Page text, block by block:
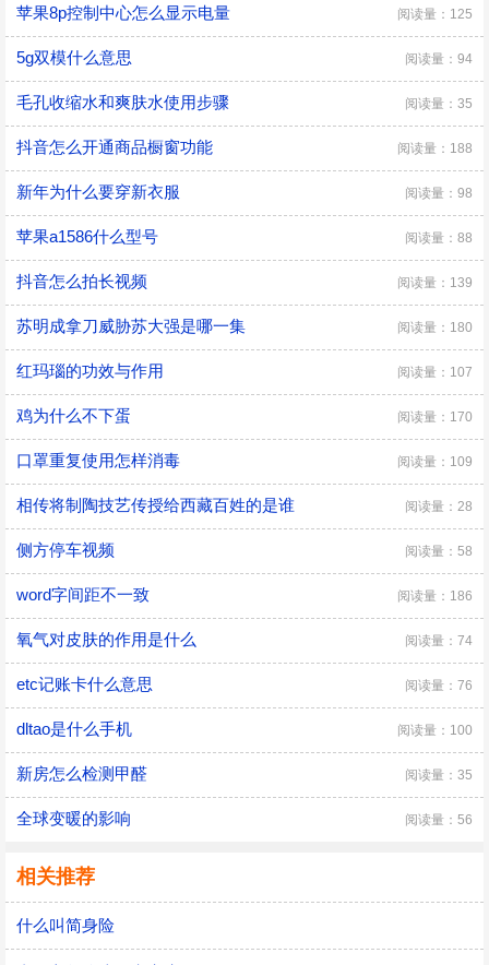
苹果8p控制中心怎么显示电量 阅读量：125
5g双模什么意思 阅读量：94
毛孔收缩水和爽肤水使用步骤 阅读量：35
抖音怎么开通商品橱窗功能 阅读量：188
新年为什么要穿新衣服 阅读量：98
苹果a1586什么型号 阅读量：88
抖音怎么拍长视频 阅读量：139
苏明成拿刀威胁苏大强是哪一集 阅读量：180
红玛瑙的功效与作用 阅读量：107
鸡为什么不下蛋 阅读量：170
口罩重复使用怎样消毒 阅读量：109
相传将制陶技艺传授给西藏百姓的是谁 阅读量：28
侧方停车视频 阅读量：58
word字间距不一致 阅读量：186
氧气对皮肤的作用是什么 阅读量：74
etc记账卡什么意思 阅读量：76
dltao是什么手机 阅读量：100
新房怎么检测甲醛 阅读量：35
全球变暖的影响 阅读量：56
相关推荐
什么叫简身险